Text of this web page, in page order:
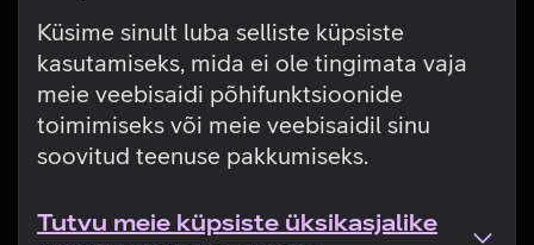
Küsime sinult luba selliste küpsiste
kasutamiseks, mida ei ole tingimata vaja
meie veebisaidi põhifunktsioonide
toimimiseks või meie veebisaidil sinu
soovitud teenuse pakkumiseks.
Tutvu meie küpsiste üksikasjalike
Tehniline viga